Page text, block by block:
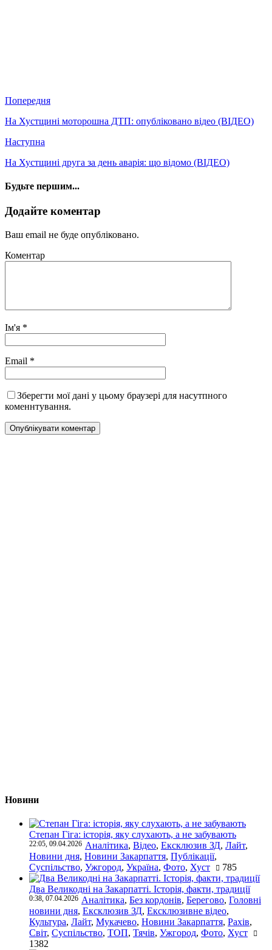
Попередня
На Хустщині моторошна ДТП: опубліковано відео (ВІДЕО)
Наступна
На Хустщині друга за день аварія: що відомо (ВІДЕО)
Будьте першим...
Додайте коментар
Ваш email не буде опубліковано.
Коментар
Ім'я *
Email *
Зберегти мої дані у цьому браузері для насутпного
коменнтування.
Новини
Степан Гіга: історія, яку слухають, а не забувають
22:05, 09.04.2026 Аналітика, Відео, Ексклюзив ЗД, Лайт,
Новини дня, Новини Закарпаття, Публікації,
Суспільство, Ужгород, Україна, Фото, Хуст 785
Два Великодні на Закарпатті. Історія, факти, традиції
0:38, 07.04.2026 Аналітика, Без кордонів, Берегово, Головні
новини дня, Ексклюзив ЗД, Ексклюзивне відео,
Культура, Лайт, Мукачево, Новини Закарпаття, Рахів,
Світ, Суспільство, ТОП, Тячів, Ужгород, Фото, Хуст
1382